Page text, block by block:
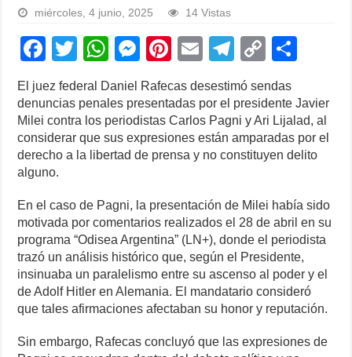
miércoles, 4 junio, 2025 14 Vistas
F
a
c
e
b
o
o
k
T
wi
tt
er
W
at
s
A
p
M
e
ss
e
n
er
Pi
er
e
st
E
ail
T
el
e
gr
a
C
o
p
y
Li
k
ar
e
El juez federal Daniel Rafecas desestimó sendas
denuncias penales presentadas por el presidente Javier
Milei contra los periodistas Carlos Pagni y Ari Lijalad, al
considerar que sus expresiones están amparadas por el
derecho a la libertad de prensa y no constituyen delito
alguno.
En el caso de Pagni, la presentación de Milei había sido
motivada por comentarios realizados el 28 de abril en su
programa “Odisea Argentina” (LN+), donde el periodista
trazó un análisis histórico que, según el Presidente,
insinuaba un paralelismo entre su ascenso al poder y el
de Adolf Hitler en Alemania. El mandatario consideró
que tales afirmaciones afectaban su honor y reputación.
Sin embargo, Rafecas concluyó que las expresiones de